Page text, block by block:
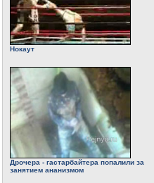
Нокаут
Дрочера - гастарбайтера попалили за
занятием ананизмом